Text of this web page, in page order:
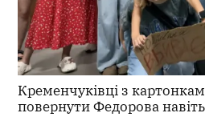
Кременчуківці з
повернути Федорова